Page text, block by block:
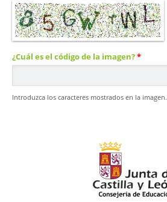
¿Cuál es el código de la imagen?*
Introduzca los caracteres mostrados en la imagen.